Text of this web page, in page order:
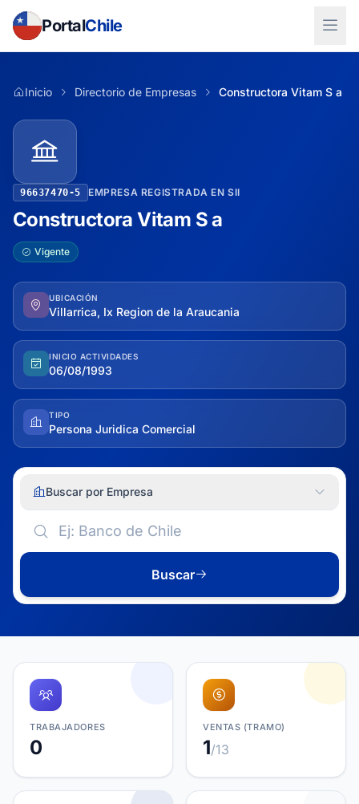
PortalChile
Inicio Directorio de Empresas Constructora Vitam S a
96637470-5 EMPRESA REGISTRADA EN SII
Constructora Vitam S a
Vigente
UBICACIÓN
Villarrica, Ix Region de la Araucania
INICIO ACTIVIDADES
06/08/1993
TIPO
Persona Juridica Comercial
Buscar por Empresa
Buscar
TRABAJADORES
0
VENTAS (TRAMO)
1/13